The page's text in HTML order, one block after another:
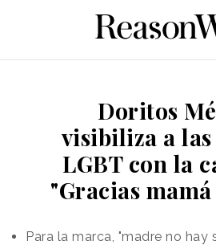
Doritos
visibiliza a
LGBT con la
"Gracias
Para la marca, "madre no hay